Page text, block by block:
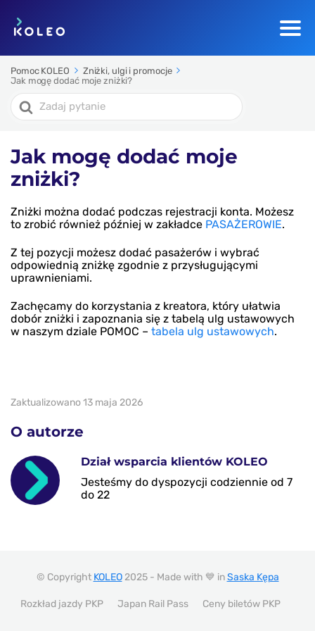
Pomoc KOLEO
Zniżki, ulgi i promocje
Jak mogę dodać moje zniżki?
Search
For
Jak mogę dodać moje
zniżki?
Zniżki można dodać podczas rejestracji konta. Możesz
to zrobić również później w zakładce PASAŻEROWIE.
Z tej pozycji możesz dodać pasażerów i wybrać
odpowiednią zniżkę zgodnie z przysługującymi
uprawnieniami.
Zachęcamy do korzystania z kreatora, który ułatwia
dobór zniżki i zapoznania się z tabelą ulg ustawowych
w naszym dziale POMOC – tabela ulg ustawowych.
Zaktualizowano 13 maja 2026
O autorze
Dział wsparcia klientów KOLEO
Jesteśmy do dyspozycji codziennie od 7
do 22
© Copyright KOLEO2025 - Made with 💙 inSaska Kępa
Rozkład jazdy PKP Japan Rail Pass Ceny biletów PKP